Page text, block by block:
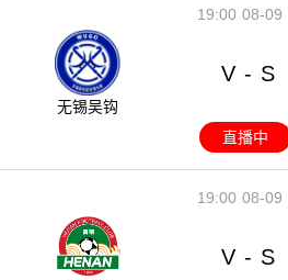
08-09
19:00
无锡吴钩
V - S
直播中
08-09
19:00
V - S